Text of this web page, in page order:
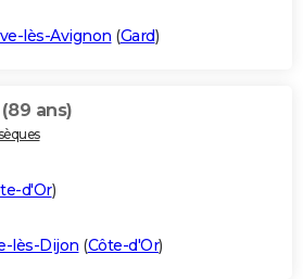
lès-Avignon (Gard)
(89 ans)
d'Or)
lès-Dijon (Côte-d'Or)